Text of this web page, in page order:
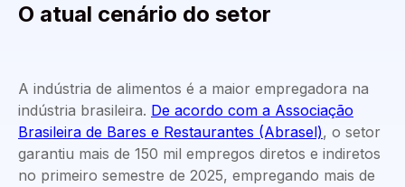
O atual cenário do setor
A indústria de alimentos é a maior empregadora na
indústria brasileira. De acordo com a Associação
Brasileira de Bares e Restaurantes (Abrasel), o setor
garantiu mais de 150 mil empregos diretos e indiretos
no primeiro semestre de 2025, empregando mais de